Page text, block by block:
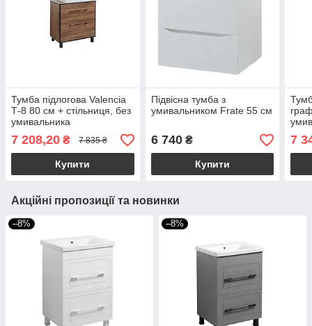
Тумба підлогова Valencia
Т-8 80 см + стільниця, без
умивальника
7 208,20 ₴ 7 835 ₴
Купити
Підвісна тумба з
умивальником Frate 55 см
6 740₴
Купити
7
Акційні пропозиції та новинки
–8% –8%